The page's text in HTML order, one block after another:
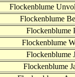
Flockenblume
Flockenblume
Flockenblume
Flockenblume
Flockenblume
Flockenblume